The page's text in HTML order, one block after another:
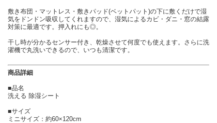
敷き布団・マットレス・敷きパッド(ベットパット)の下に敷くだけで湿
気をドンドン吸収してくれますので、湿気によるカビ・ダニ・窓の結露
対策に最適です。押入れにも◎。
干し時が分かるセンサー付き、乾燥させて何度でも使えます。さらに洗
濯機で丸洗いできるので、いつも清潔です。
商品詳細
■品名
洗える 除湿シート
■サイズ
ミニサイズ：約60×120cm